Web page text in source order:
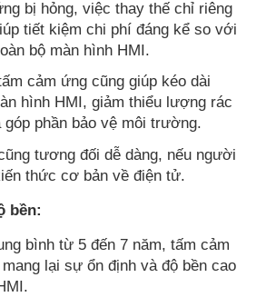
bị hỏng, việc thay thế chỉ riêng
tiết kiệm chi phí đáng kể so với
bộ màn hình HMI.
cảm ứng cũng giúp kéo dài
hình HMI, giảm thiểu lượng rác
phần bảo vệ môi trường.
tương đối dễ dàng, nếu người
thức cơ bản về điện tử.
bền:
bình từ 5 đến 7 năm, tấm cảm
lại sự ổn định và độ bền cao